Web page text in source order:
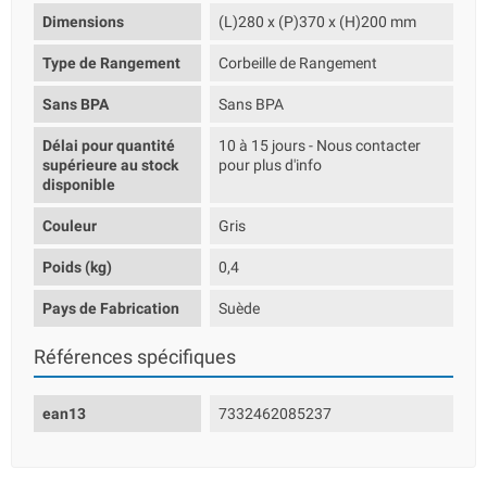
Dimensions (L)280 x (P)370 x (H)200 mm
Type de Rangement Corbeille de Rangement
Sans BPA Sans BPA
Délai pour quantité
supérieure au stock
disponible
10 à 15 jours - Nous contacter
pour plus d'info
Couleur Gris
Poids (kg) 0,4
Pays de Fabrication Suède
Références spécifiques
ean13 7332462085237